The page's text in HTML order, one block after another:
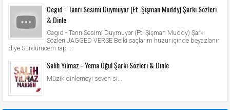
Cegıd - Tanrı Sesimi Duymuyor (Ft. Şişman Muddy) Şarkı Sözleri
& Dinle
Cegıd - Tanrı Sesimi Duymuyor (Ft. Şişman Muddy) Şarkı
Sözleri JAGGED VERSE Belki saçlarım huzur içinde beyazlanır
diye Sürdürücem rap ...
Salih Yılmaz - Yema Oğul Şarkı Sözleri & Dinle
Müzik dinlemeyi seven si...